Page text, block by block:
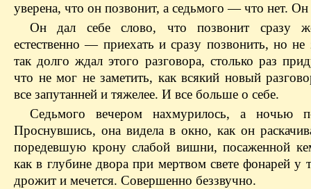
уверена, что он позвонит, а седьмого — что нет. Он
Он дал себе слово, что позвонит сразу
естественно — приехать и сразу позвонить, но
так долго ждал этого разговора, столько раз
что не мог не заметить, как всякий новый
все запутанней и тяжелее. И все больше о себе.
Седьмого вечером нахмурилось, а ночью
Проснувшись, она видела в окно, как он
поредевшую крону слабой вишни, посаженной
как в глубине двора при мертвом свете фонарей у
дрожит и мечется. Совершенно беззвучно.